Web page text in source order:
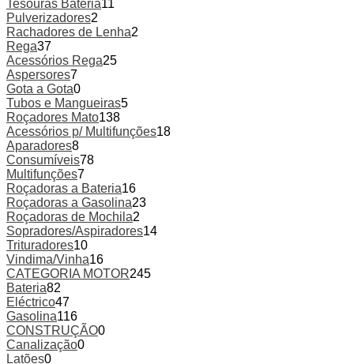
Tesouras Bateria11
Pulverizadores2
Rachadores de Lenha2
Rega37
Acessórios Rega25
Aspersores7
Gota a Gota0
Tubos e Mangueiras5
Roçadores Mato138
Acessórios p/ Multifunções18
Aparadores8
Consumíveis78
Multifunções7
Roçadoras a Bateria16
Roçadoras a Gasolina23
Roçadoras de Mochila2
Sopradores/Aspiradores14
Trituradores10
Vindima/Vinha16
CATEGORIA MOTOR245
Bateria82
Eléctrico47
Gasolina116
CONSTRUÇÃO0
Canalização0
Latões0